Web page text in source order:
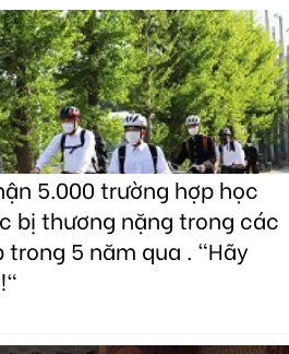
5.000 trường hợp học
bị thương nặng trong các
trong 5 năm qua . "Hãy